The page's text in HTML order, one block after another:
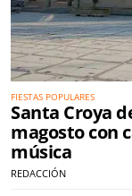
FIESTAS POPULARES
Santa Croya
magosto con
música
REDACCIÓN